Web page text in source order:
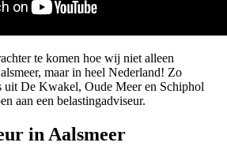
te komen hoe wij niet alleen
maar in heel Nederland! Zo
uit De Kwakel, Oude Meer en Schiphol
aan een belastingadviseur.
in Aalsmeer